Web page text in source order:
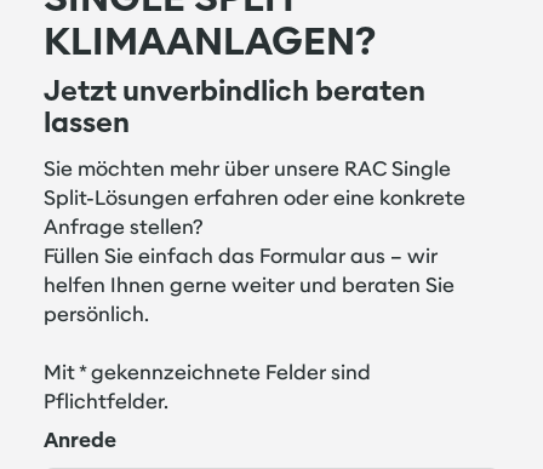
KLIMAANLAGEN?
Jetzt unverbindlich beraten
lassen
Sie möchten mehr über unsere RAC Single
Split-Lösungen erfahren oder eine konkrete
Anfrage stellen?
Füllen Sie einfach das Formular aus – wir
helfen Ihnen gerne weiter und beraten Sie
persönlich.
Mit * gekennzeichnete Felder sind
Pflichtfelder.
Anrede